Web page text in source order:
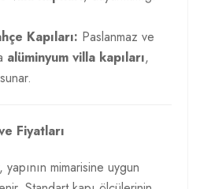
Kapıları: Paslanmaz ve
alüminyum villa kapıları,
Fiyatları
mimarisine uygun